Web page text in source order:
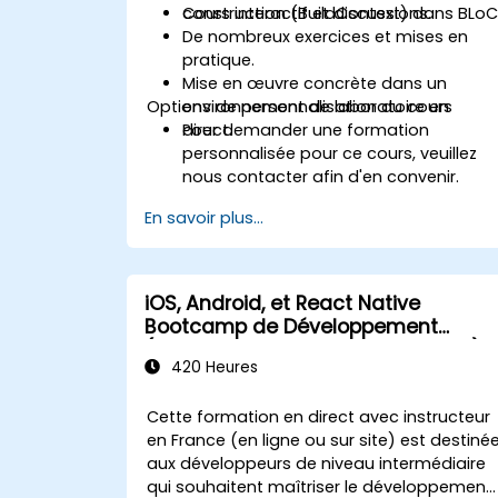
construction (BuildContext) dans
Cours interactif et discussions.
De nombreux exercices et mises en
pratique.
Mise en œuvre concrète dans un
environnement de laboratoire en
direct.
Options de personnalisation du cours
Pour demander une formation
personnalisée pour ce cours, veuillez
nous contacter afin d'en convenir.
En savoir plus...
iOS, Android, et React Native
Bootcamp de Développement
420 Heures
Cette formation en direct avec instructeur
en France (en ligne ou sur site) est destinée
aux développeurs de niveau intermédiaire
qui souhaitent maîtriser le développement